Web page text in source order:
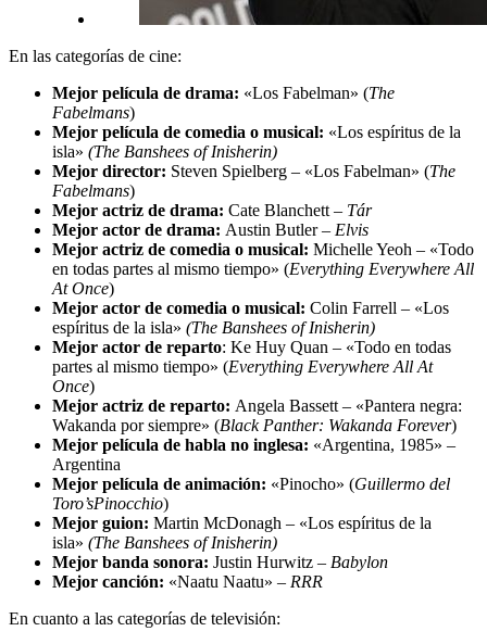
En las categorías de cine:
Mejor película de drama: «Los Fabelman» (The
Fabelmans)
Mejor película de comedia o musical: «Los espíritus de la
isla» (The Banshees of Inisherin)
Mejor director: Steven Spielberg – «Los Fabelman» (The
Fabelmans)
Mejor actriz de drama: Cate Blanchett – Tár
Mejor actor de drama: Austin Butler – Elvis
Mejor actriz de comedia o musical: Michelle Yeoh – «Todo
en todas partes al mismo tiempo» (Everything Everywhere All
At Once)
Mejor actor de comedia o musical: Colin Farrell – «Los
espíritus de la isla» (The Banshees of Inisherin)
Mejor actor de reparto: Ke Huy Quan – «Todo en todas
partes al mismo tiempo» (Everything Everywhere All At
Once)
Mejor actriz de reparto: Angela Bassett – «Pantera negra:
Wakanda por siempre» (Black Panther: Wakanda Forever)
Mejor película de habla no inglesa: «Argentina, 1985» –
Argentina
Mejor película de animación: «Pinocho» (Guillermo del
Toro’sPinocchio)
Mejor guion: Martin McDonagh – «Los espíritus de la
isla» (The Banshees of Inisherin)
Mejor banda sonora: Justin Hurwitz – Babylon
Mejor canción: «Naatu Naatu» – RRR
En cuanto a las categorías de televisión: